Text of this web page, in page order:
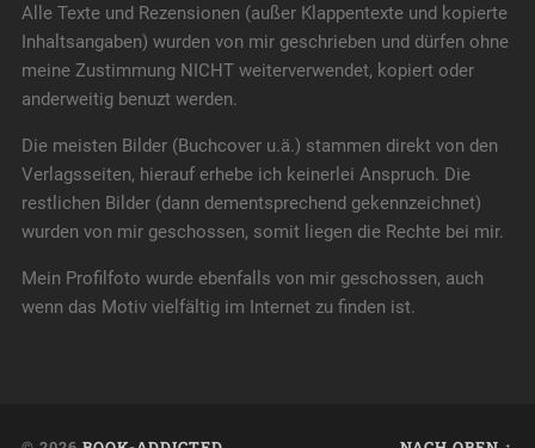
Alle Texte und Rezensionen (außer Klappentexte und kopierte
Inhaltsangaben) wurden von mir geschrieben und dürfen ohne
meine Zustimmung NICHT weiterverwendet, kopiert oder
anderweitig benuzt werden.
Die meisten Bilder (Buchcover u.ä.) stammen direkt von den
Verlagsseiten, hierauf erhebe ich keinerlei Anspruch. Die
restlichen Bilder (dann dementsprechend gekennzeichnet)
wurden von mir geschossen, somit liegen die Rechte bei mir.
Mein Profilfoto wurde ebenfalls von mir geschossen, auch
wenn das Motiv vielfältig im Internet zu finden ist.